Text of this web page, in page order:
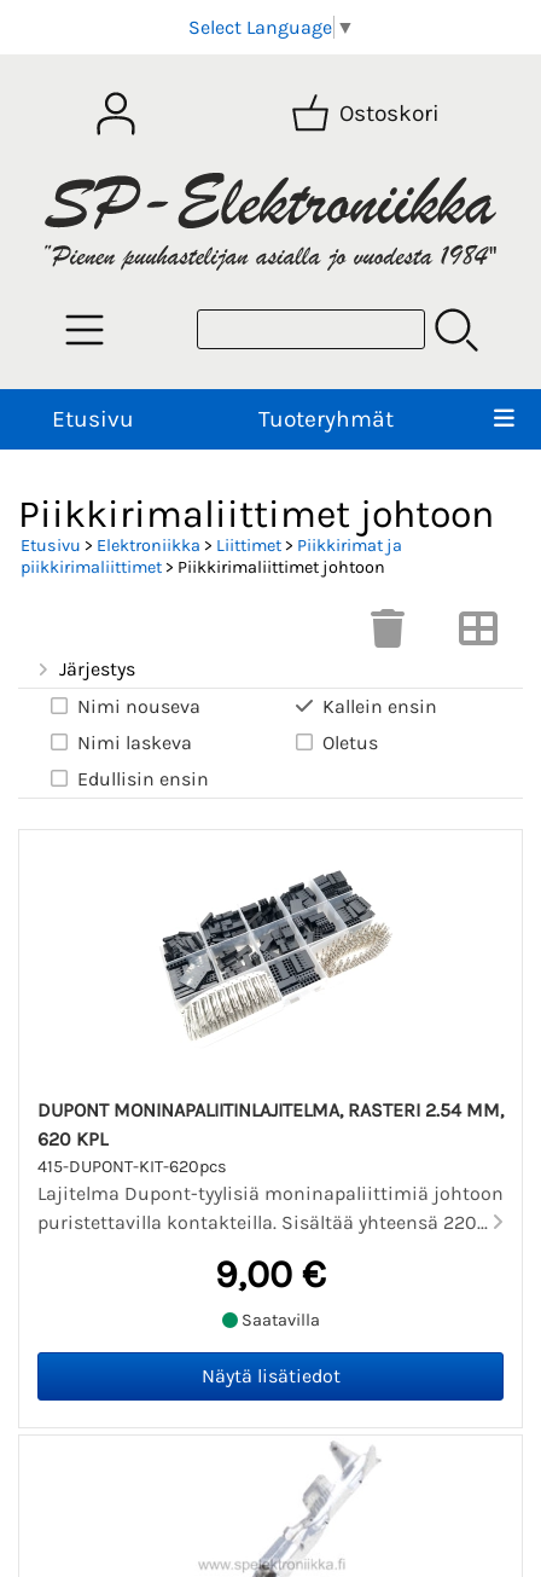
Select Language ▼
Ostoskori
Etusivu Tuoteryhmät
Piikkirimaliittimet johtoon
Etusivu > Elektroniikka > Liittimet> Piikkirimat ja
piikkirimaliittimet> Piikkirimaliittimet johtoon
Järjestys
Nimi nouseva
Nimi laskeva
Edullisin ensin
Kallein ensin
Oletus
DUPONT MONINAPALIITINLAJITELMA, RASTERI 2.54 MM,
620 KPL
415-DUPONT-KIT-620pcs
Lajitelma Dupont-tyylisiä moninapaliittimiä johtoon
puristettavilla kontakteilla. Sisältää yhteensä 220...
9,00 €
Saatavilla